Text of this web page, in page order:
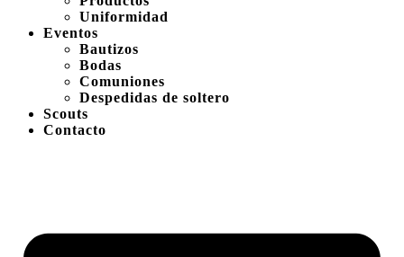
Uniformidad
Eventos
Bautizos
Bodas
Comuniones
Despedidas de soltero
Scouts
Contacto